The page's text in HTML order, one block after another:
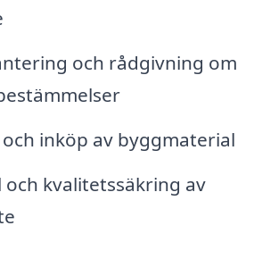
och rådgivning om
inköp av byggmaterial
kvalitetssäkring av